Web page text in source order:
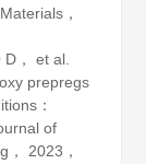
，
， et al.
prepregs
：
of
， 2023 ，